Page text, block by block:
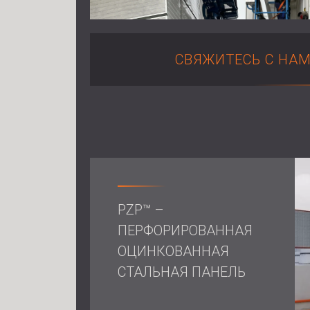
СВЯЖИТЕСЬ С
PZP™ –
ПЕРФОРИРОВАННАЯ
ОЦИНКОВАННАЯ
СТАЛЬНАЯ ПАНЕЛЬ